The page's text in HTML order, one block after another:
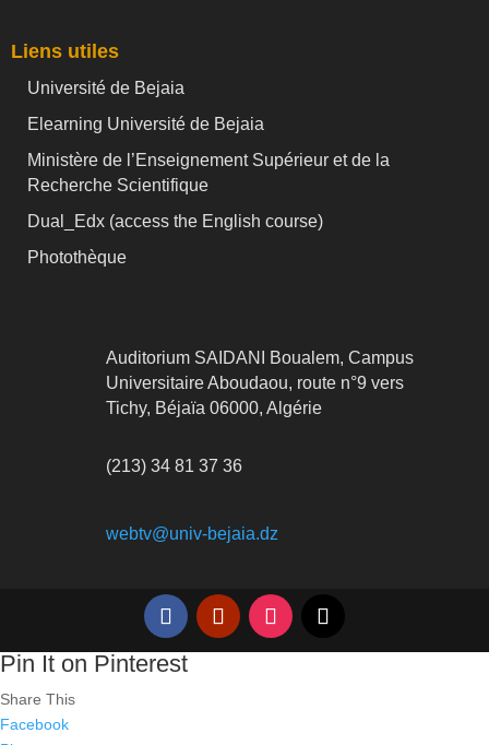
Liens utiles
Université de Bejaia
Elearning Université de Bejaia
Ministère de l’Enseignement Supérieur et de la
Recherche Scientifique
Dual_Edx (access the English course)
Photothèque
Auditorium SAIDANI Boualem, Campus
Universitaire Aboudaou, route n°9 vers
Tichy, Béjaïa 06000, Algérie
(213) 34 81 37 36
webtv@univ-bejaia.dz
Pin It on Pinterest
Share This
Facebook